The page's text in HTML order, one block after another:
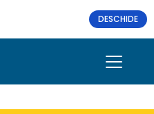
DESCHIDE